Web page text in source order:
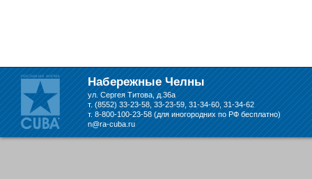
Набережные Челны
ул. Сергея Титова, д.36а
т. (8552) 33-23-58, 33-23-59, 31-34-60, 31-34-62
т. 8-800-100-23-58 (для иногородних по РФ бесплатно)
n@ra-cuba.ru